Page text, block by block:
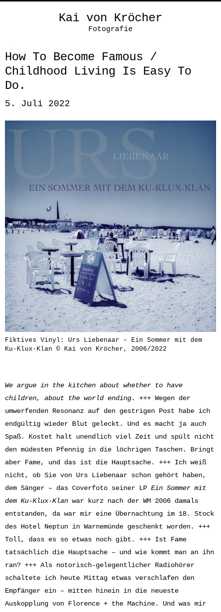
Kai von Kröcher
Fotografie
How To Become Famous /
Childhood Living Is Easy To
Do.
5. Juli 2022
Fiktives Vinyl: Urs Liebenaar – Ein Sommer mit dem
Ku-Klux-Klan © Kai von Kröcher, 2006/2022
We argue in the kitchen about whether to have
children, about the world ending. +++ Wegen der
umwerfenden Resonanz auf den gestrigen Post habe ich
endgültig wieder Blut geleckt. Und es macht ja auch
Spaß. Kostet halt unendlich viel Zeit und spült nicht
den müdesten Pfennig in die löchrigen Taschen. Bringt
aber Fame, und das ist die Hauptsache. +++ Ich weiß
nicht, ob Sie von Urs Liebenaar schon gehört haben,
dem Sänger – das Coverfoto seiner LP Ein Sommer mit
dem Ku-Klux-Klan war kurz nach der WM 2006 damals
entstanden, da war mir eine Übernachtung im 18. Stock
des Hotel Neptun in Warnemünde geschenkt worden. +++
Toll, dass es so etwas noch gibt. +++ Ist Fame
tatsächlich die Hauptsache – und wie kommt man an ihn
ran? +++ Als notorisch-gelegentlicher Radiohörer
schaltete ich heute Mittag etwas verschlafen den
Empfänger ein – mitten hinein in die neueste
Auskopplung von Florence + the Machine. Und was mir